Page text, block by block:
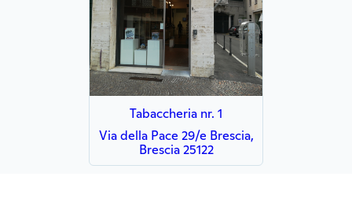
Tabaccheria nr. 1
Via della Pace 29/e Brescia,
Brescia 25122